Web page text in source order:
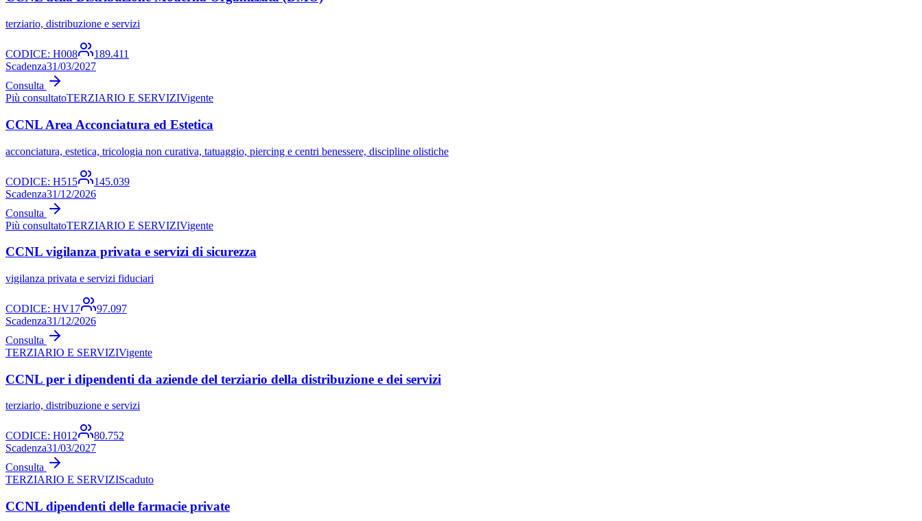
terziario, distribuzione e servizi
CODICE: H008
189.411
Scadenza31/03/2027
Consulta
Più consultatoTERZIARIO E SERVIZIVigente
CCNL Area Acconciatura ed Estetica
acconciatura, estetica, tricologia non curativa, tatuaggio, piercing e centri benessere, discipline olistiche
CODICE: H515
145.039
Scadenza31/12/2026
Consulta
Più consultatoTERZIARIO E SERVIZIVigente
CCNL vigilanza privata e servizi di sicurezza
vigilanza privata e servizi fiduciari
CODICE: HV17
97.097
Scadenza31/12/2026
Consulta
TERZIARIO E SERVIZIVigente
CCNL per i dipendenti da aziende del terziario della distribuzione e dei servizi
terziario, distribuzione e servizi
CODICE: H012
80.752
Scadenza31/03/2027
Consulta
TERZIARIO E SERVIZIScaduto
CCNL dipendenti delle farmacie private